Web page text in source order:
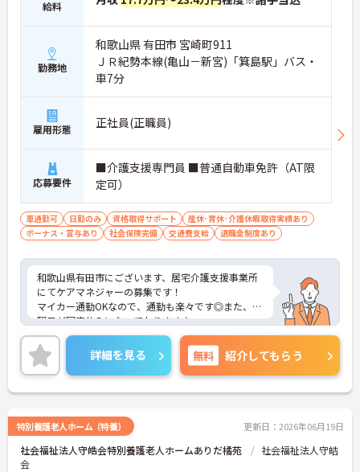
給料
勤務地
和歌山県 有田市 宮崎町911
ＪＲ紀勢本線(亀山－新宮)「箕島駅」バス・
車7分
雇用形態 正社員(正職員)
応募要件
■介護支援専門員 ■普通自動車免許（AT限
定可）
車通勤可 日勤のみ 資格取得サポート
産休･育休･介護休暇取得実績あり
ボーナス・賞与あり
社会保険完備 交通費支給 退職金制度あり
和歌山県有田市にございます、居宅介護支援事業所
にてケアマネジャーの募集です！
マイカー通勤OKなので、通勤も楽々です◎また、日
曜日が固定休みになっております♪
ご興味のある方は、マイナビ介護職までお問い合わ
せください。詳細を見る 無料 紹介してもらう
特別養護老人ホーム（特養） 更新日：2026年06月19日
社会福祉法人守皓会特別養護老人ホームありだ橘苑
社会福祉法人守皓
会